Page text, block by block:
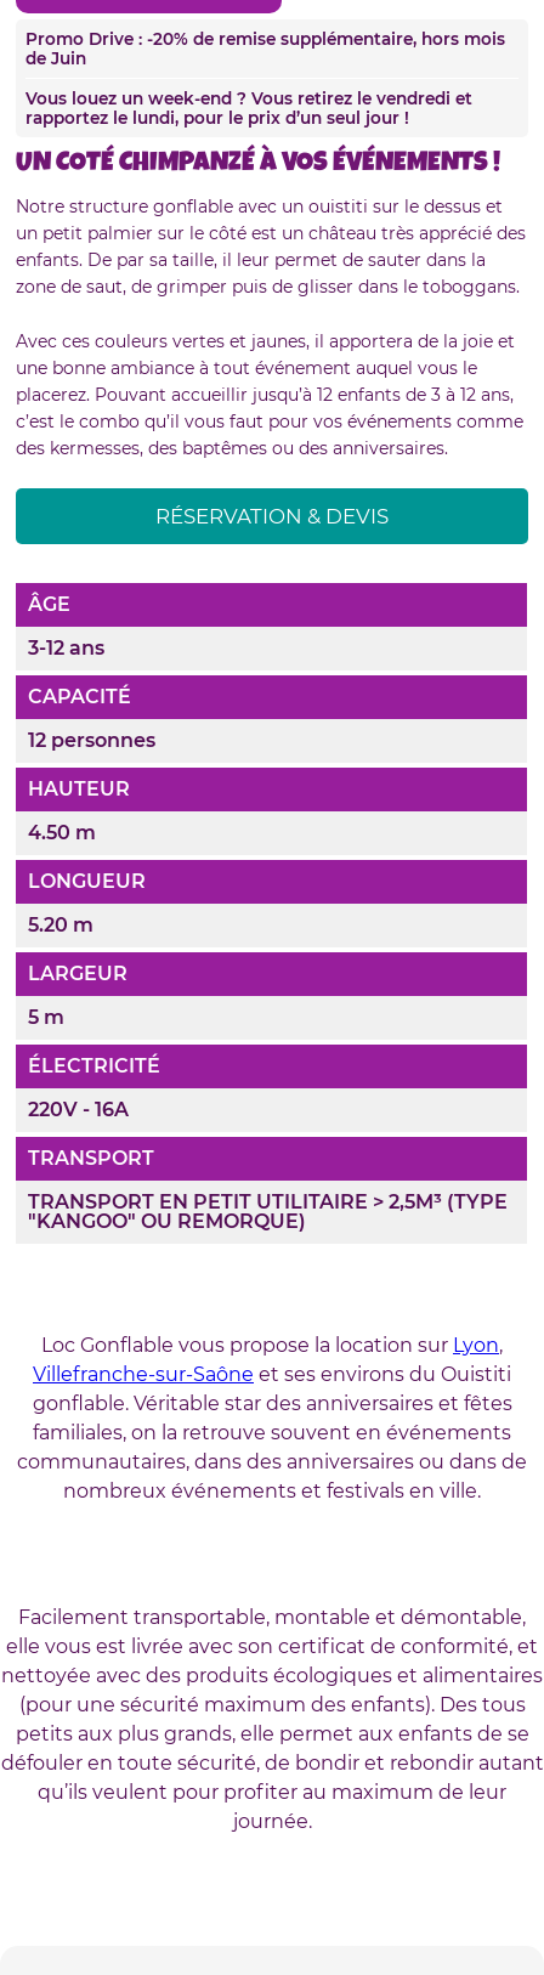
Promo Drive : -20% de remise supplémentaire, hors mois
de Juin
Vous louez un week-end ? Vous retirez le vendredi et
rapportez le lundi, pour le prix d’un seul jour !
UN COTÉ CHIMPANZÉ À VOS ÉVÉNEMENTS !
Notre structure gonflable avec un ouistiti sur le dessus et
un petit palmier sur le côté est un château très apprécié des
enfants. De par sa taille, il leur permet de sauter dans la
zone de saut, de grimper puis de glisser dans le toboggans.
Avec ces couleurs vertes et jaunes, il apportera de la joie et
une bonne ambiance à tout événement auquel vous le
placerez. Pouvant accueillir jusqu’à 12 enfants de 3 à 12 ans,
c’est le combo qu’il vous faut pour vos événements comme
des kermesses, des baptêmes ou des anniversaires.
RÉSERVATION & DEVIS
ÂGE
3-12 ans
CAPACITÉ
12 personnes
HAUTEUR
4.50 m
LONGUEUR
5.20 m
LARGEUR
5 m
ÉLECTRICITÉ
220V - 16A
TRANSPORT
TRANSPORT EN PETIT UTILITAIRE > 2,5M³ (TYPE
"KANGOO" OU REMORQUE)
Loc Gonflable vous propose la location sur Lyon,
Villefranche-sur-Saône et ses environs du Ouistiti
gonflable. Véritable star des anniversaires et fêtes
familiales, on la retrouve souvent en événements
communautaires, dans des anniversaires ou dans de
nombreux événements et festivals en ville.
Facilement transportable, montable et démontable,
elle vous est livrée avec son certificat de conformité, et
nettoyée avec des produits écologiques et alimentaires
(pour une sécurité maximum des enfants). Des tous
petits aux plus grands, elle permet aux enfants de se
défouler en toute sécurité, de bondir et rebondir autant
qu’ils veulent pour profiter au maximum de leur
journée.